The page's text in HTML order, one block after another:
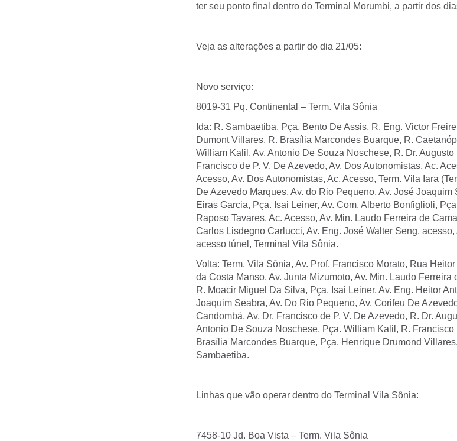
ter seu ponto final dentro do Terminal Morumbi, a partir dos
Veja as alterações a partir do dia 21/05:
Novo serviço:
8019-31 Pq. Continental – Term. Vila Sônia
Ida: R. Sambaetiba, Pça. Bento De Assis, R. Eng. Victor
Dumont Villares, R. Brasília Marcondes Buarque, R.
William Kalil, Av. Antonio De Souza Noschese, R. Dr.
Francisco de P. V. De Azevedo, Av. Dos Autonomistas, Ac.
Acesso, Av. Dos Autonomistas, Ac. Acesso, Term. Vila Iara
De Azevedo Marques, Av. do Rio Pequeno, Av. José
Eiras Garcia, Pça. Isai Leiner, Av. Com. Alberto Bonfiglioli,
Raposo Tavares, Ac. Acesso, Av. Min. Laudo Ferreira de
Carlos Lisdegno Carlucci, Av. Eng. José Walter Seng,
acesso túnel, Terminal Vila Sônia.
Volta: Term. Vila Sônia, Av. Prof. Francisco Morato, Rua
da Costa Manso, Av. Junta Mizumoto, Av. Min. Laudo Ferreira
R. Moacir Miguel Da Silva, Pça. Isai Leiner, Av. Eng. Heitor
Joaquim Seabra, Av. Do Rio Pequeno, Av. Corifeu De
Candombá, Av. Dr. Francisco de P. V. De Azevedo, R. Dr.
Antonio De Souza Noschese, Pça. William Kalil, R.
Brasília Marcondes Buarque, Pça. Henrique Drumond
Sambaetiba.
Linhas que vão operar dentro do Terminal Vila Sônia:
7458-10 Jd. Boa Vista – Term. Vila Sônia